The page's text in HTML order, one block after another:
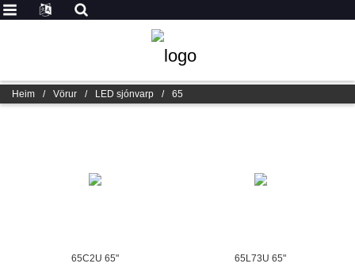
Heim / Vörur / LED sjónvarp / 65
65C2U 65" 65L73U 65"